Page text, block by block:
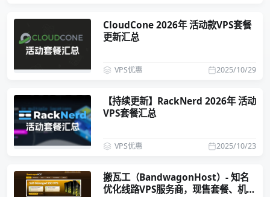
CloudCone 2026年 活动款VPS套餐
更新汇总
2025/10/29
VPS优惠
【持续更新】RackNerd 2026年 活动
VPS套餐汇总
2025/10/23
VPS优惠
搬瓦工（BandwagonHost）- 知名
优化线路VPS服务商，现售套餐、机房